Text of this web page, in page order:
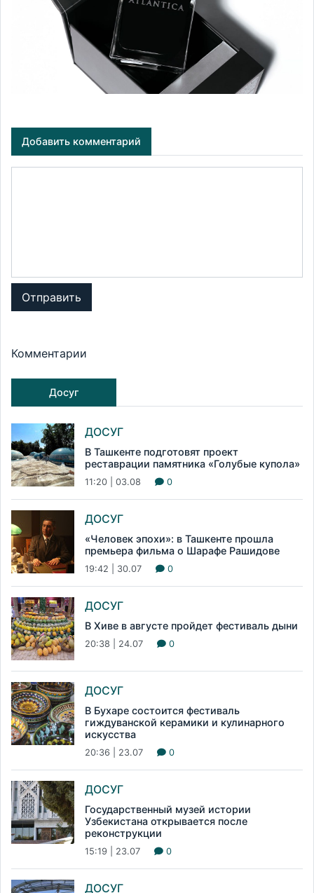
Добавить комментарий
Отправить
Комментарии
Досуг
ДОСУГ
В Ташкенте подготовят проект
реставрации памятника «Голубые купола»
11:20 | 03.08 0
ДОСУГ
«Человек эпохи»: в Ташкенте прошла
премьера фильма о Шарафе Рашидове
19:42 | 30.07 0
ДОСУГ
В Хиве в августе пройдет фестиваль дыни
20:38 | 24.07 0
ДОСУГ
В Бухаре состоится фестиваль
гиждуванской керамики и кулинарного
искусства
20:36 | 23.07 0
ДОСУГ
Государственный музей истории
Узбекистана открывается после
реконструкции
15:19 | 23.07 0
ДОСУГ